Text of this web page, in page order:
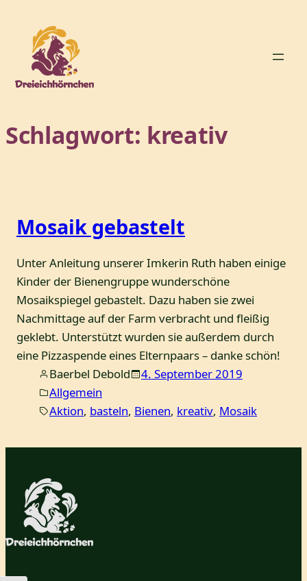
Inhalt
springen
Schlagwort: kreativ
Mosaik gebastelt
Unter Anleitung unserer Imkerin Ruth haben einige
Kinder der Bienengruppe wunderschöne
Mosaikspiegel gebastelt. Dazu haben sie zwei
Nachmittage auf der Farm verbracht und fleißig
geklebt. Unterstützt wurden sie außerdem durch
eine Pizzaspende eines Elternpaars – danke schön!
Baerbel Debold
4. September 2019
Allgemein
Aktion, basteln, Bienen, kreativ, Mosaik